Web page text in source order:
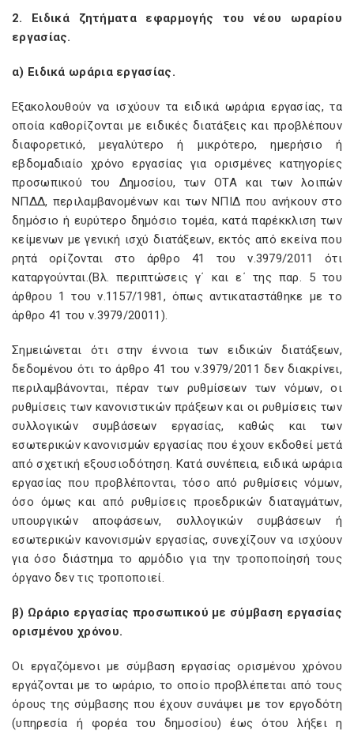
2. Ειδικά ζητήματα εφαρμογής του νέου ωραρίου
εργασίας.
α) Ειδικά ωράρια εργασίας.
Εξακολουθούν να ισχύουν τα ειδικά ωράρια εργασίας, τα
οποία καθορίζονται με ειδικές διατάξεις και προβλέπουν
διαφορετικό, μεγαλύτερο ή μικρότερο, ημερήσιο ή
εβδομαδιαίο χρόνο εργασίας για ορισμένες κατηγορίες
προσωπικού του Δημοσίου, των ΟΤΑ και των λοιπών
ΝΠΔΔ, περιλαμβανομένων και των ΝΠΙΔ που ανήκουν στο
δημόσιο ή ευρύτερο δημόσιο τομέα, κατά παρέκκλιση των
κείμενων με γενική ισχύ διατάξεων, εκτός από εκείνα που
ρητά ορίζονται στο άρθρο 41 του ν.3979/2011 ότι
καταργούνται.(Βλ. περιπτώσεις γ΄ και ε΄ της παρ. 5 του
άρθρου 1 του ν.1157/1981, όπως αντικαταστάθηκε με το
άρθρο 41 του ν.3979/20011).
Σημειώνεται ότι στην έννοια των ειδικών διατάξεων,
δεδομένου ότι το άρθρο 41 του ν.3979/2011 δεν διακρίνει,
περιλαμβάνονται, πέραν των ρυθμίσεων των νόμων, οι
ρυθμίσεις των κανονιστικών πράξεων και οι ρυθμίσεις των
συλλογικών συμβάσεων εργασίας, καθώς και των
εσωτερικών κανονισμών εργασίας που έχουν εκδοθεί μετά
από σχετική εξουσιοδότηση. Κατά συνέπεια, ειδικά ωράρια
εργασίας που προβλέπονται, τόσο από ρυθμίσεις νόμων,
όσο όμως και από ρυθμίσεις προεδρικών διαταγμάτων,
υπουργικών αποφάσεων, συλλογικών συμβάσεων ή
εσωτερικών κανονισμών εργασίας, συνεχίζουν να ισχύουν
για όσο διάστημα το αρμόδιο για την τροποποίησή τους
όργανο δεν τις τροποποιεί.
β) Ωράριο εργασίας προσωπικού με σύμβαση εργασίας
ορισμένου χρόνου.
Οι εργαζόμενοι με σύμβαση εργασίας ορισμένου χρόνου
εργάζονται με το ωράριο, το οποίο προβλέπεται από τους
όρους της σύμβασης που έχουν συνάψει με τον εργοδότη
(υπηρεσία ή φορέα του δημοσίου) έως ότου λήξει η